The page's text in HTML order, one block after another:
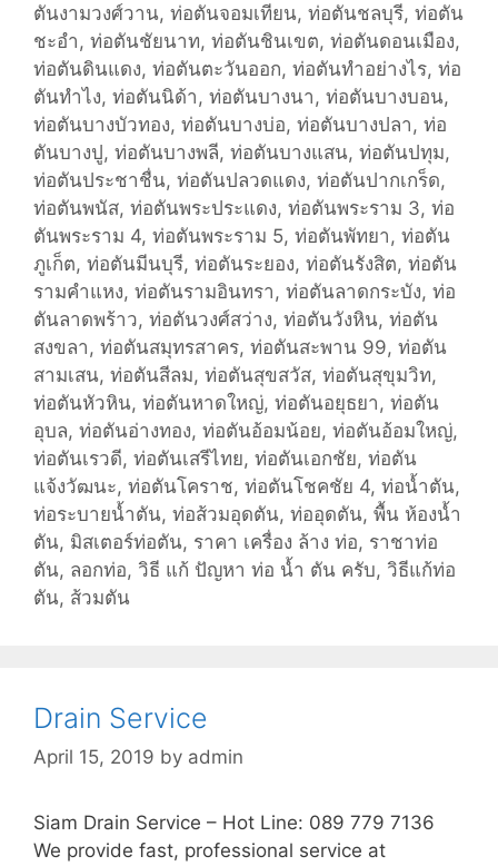
ง
g
o
r
i
e
s
s
ตันงามวงศ์วาน, ท่อตันจอมเทียน, ท่อตันชลบุรี, ท่อตัน
ชะอำ , ท่อตันชัยนาท, ท่อตันชินเขต, ท่อตันดอนเมือง,
ท่อตันดินแดง, ท่อตันตะวันออก, ท่อตันทำอย่างไร, ท่อ
ตันทำไง, ท่อตันนิด้า , ท่อตันบางนา , ท่อตันบางบอน,
ท่อตันบางบัวทอง, ท่อตันบางบ่อ, ท่อตันบางปลา , ท่อ
ตันบางปู, ท่อตันบางพลี, ท่อตันบางแสน, ท่อตันปทุม,
ท่อตันประชาชื่น, ท่อตันปลวดแดง, ท่อตันปากเกร็ด,
ท่อตันพนัส, ท่อตันพระประแดง, ท่อตันพระราม 3, ท่อ
ตันพระราม 4, ท่อตันพระราม 5, ท่อตันพัทยา , ท่อตัน
ภูเก็ต, ท่อตันมีนบุรี, ท่อตันระยอง, ท่อตันรังสิต, ท่อตัน
รามคำแหง, ท่อตันรามอินทรา , ท่อตันลาดกระบัง, ท่อ
ตันลาดพร้าว, ท่อตันวงศ์สว่าง, ท่อตันวังหิน, ท่อตัน
สงขลา , ท่อตันสมุทรสาคร, ท่อตันสะพาน 99, ท่อตัน
สามเสน, ท่อตันสีลม, ท่อตันสุขสวัส, ท่อตันสุขุมวิท,
ท่อตันหัวหิน, ท่อตันหาดใหญ่, ท่อตันอยุธยา , ท่อตัน
อุบล, ท่อตันอ่างทอง, ท่อตันอ้อมน้อย, ท่อตันอ้อมใหญ่,
ท่อตันเรวดี, ท่อตันเสรีไทย, ท่อตันเอกชัย, ท่อตัน
แจ้งวัฒนะ, ท่อตันโคราช, ท่อตันโชคชัย 4, ท่อน้ำตัน,
ท่อระบายน้ำตัน, ท่อส้วมอุดตัน, ท่ออุดตัน, พื้น ห้องน้ำ
ตัน, มิสเตอร์ท่อตัน, ราคา เครื่อง ล้าง ท่อ, ราชาท่อ
ตัน, ลอกท่อ, วิธี แก้ ปัญหา ท่อ น้ำ ตัน ครับ, วิธีแก้ท่อ
ตัน, ส้วมตัน
Drain Service
April 15, 2019 by admin
Siam Drain Service – Hot Line: 089 779 7136
We provide fast, professional service at